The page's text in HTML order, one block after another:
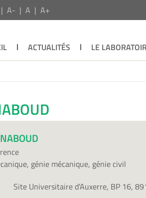
A- A A+
ACTUALITÉS LE
génie mécanique, génie civil
Site Universitaire d'Auxerre, BP 16,